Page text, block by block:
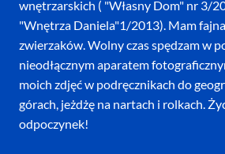
wnętrzarskich ( "Własny Dom" nr 3/
"Wnętrza Daniela"1/2013). Mam
zwierzaków. Wolny czas spędzam w
nieodłącznym aparatem
moich zdjęć w podręcznikach do
górach, jeżdżę na nartach i rolkach.
odpoczynek!